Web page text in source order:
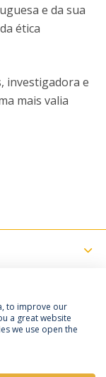
e da sua
ética
investigadora e
mais valia
to improve our
a great website
we use open the